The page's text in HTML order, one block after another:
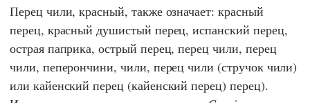
Перец чили, красный, также означает: красный
перец, красный душистый перец, испанский перец,
острая паприка, острый перец, перец чили, перец
чили, пеперончини, чили, перец чили (стручок чили)
или кайенский перец (кайенский перец) перец).